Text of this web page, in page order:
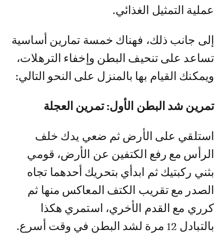
عملية التمثيل الغذائي.
إلى جانب ذلك، فهناك خمسة تمارين أساسية
تساعد على تنحيف البطن وإخفاء الترهلات،
ويمكنك القيام بها بالمنزل على النحو التالي:
تمرين شد البطن الأول: تمرين العجلة
استلقي على الأرض ثم ضعي يدك خلف
الرأس مع رفع الكتفين عن الأرض، قومي
بثني ركبتيك ثم ابدأي بتحريك أحدهما تجاه
الصدر مع تقريب الكتف المعاكس منها ثم
كرري مع القدم الأخري، استمري هكذا
بالتبادل 12 مرة لشد البطن في وقت أسرع.